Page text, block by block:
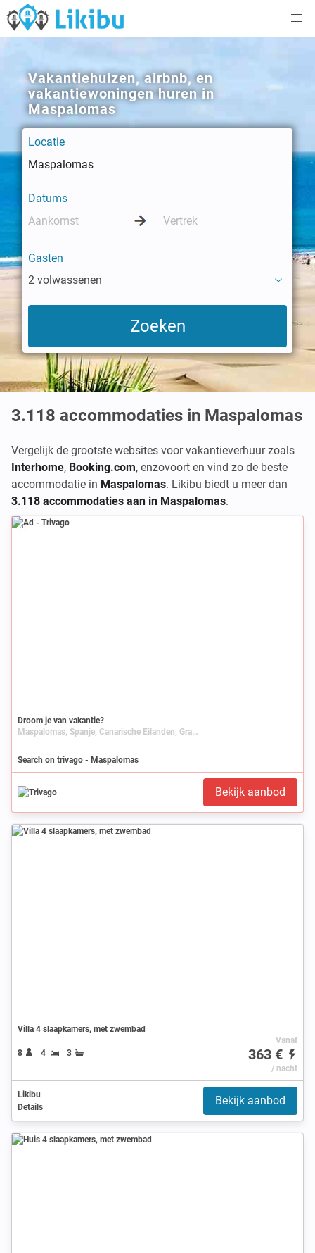
Vakantiehuizen, airbnb, en
vakantiewoningen huren in
Maspalomas
Locatie
Datums
Gasten
2 volwassenen
3.118 accommodaties in Maspalomas
Vergelijk de grootste websites voor vakantieverhuur zoals
Interhome, Booking.com, enzovoort en vind zo de beste
accommodatie in Maspalomas. Likibu biedt u meer dan
3.118 accommodaties aan in Maspalomas.
Ad
Droom je van vakantie?
Maspalomas, Spanje, Canarische Eilanden, Gran Canaria
Search on trivago - Maspalomas
Bekijk aanbod
Villa 4 slaapkamers, met zwembad
8 4 3
Vanaf
363 €
/ nacht
Likibu
Details
Bekijk aanbod